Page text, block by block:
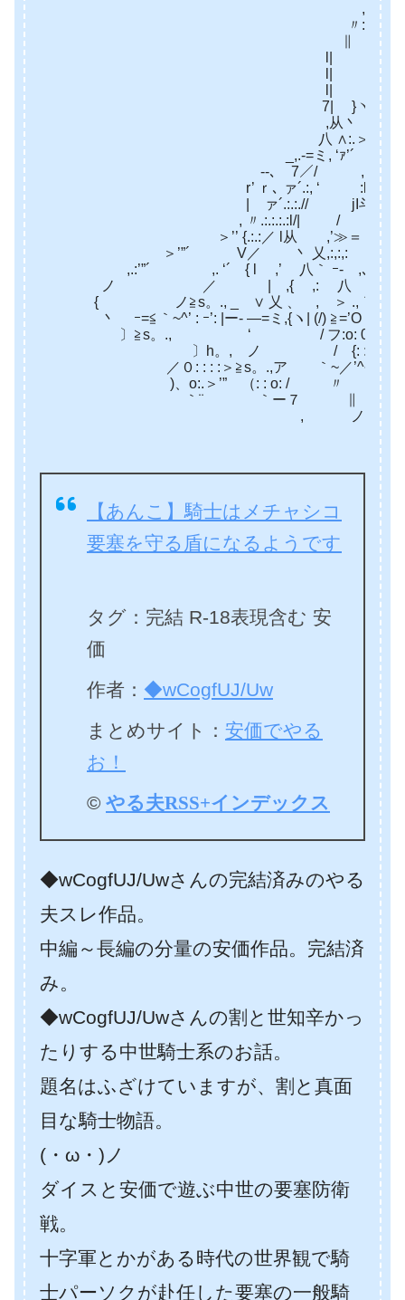
,.､ ,..
〃: :,
∥ V:, 〃
l| v:, ,.:’’
l| v:, ./
l| ’: :,jI斗 ‐,’jl
7| }ヽ(, ‘: : ､＿,{: l
,从丶 v乂__寸{l: . ゝ
八 ∧:.＞ ‘^~ _ _ ~^’＜ j:
_,.-=ミ, ‘ｧ’´ ,ｲﾍYﾍヽ ｀’
-‐､ 7／/ ,’ 〃 V
r’ ｒ､ ァ´.:, ‘ :l /| |
| ァ´.:.:.// jI斗- , /,.ム、}
, 〃.:.:.:.:l/| / ヽ、 /ノ
＞’’ {.:.:／ l从 ,’≫＝ミ ∨{
＞’”´ V／ 丶 乂,:,:,: ｒ｀
,.:’”´ ,. ‘´ { l ,’ 八｀ ｰ‐ ,､_ ,. -へ -
ノ ／ | ,{ ,: 八 V- vソ /_ノ ﾉ
{ ノ≧s。., _ ∨ 乂 、 , ＞ .,｀ ￣ ,. -､,.
丶 ｰ=≦｀~^’ : ｰ’: |ー‐ ―=ミ,{ヽ| (/) ≧=’O 0,’:jI斗-
〕≧s。., ‘ / フ:o: 0/: :|o: 。:{ｱ /: :ﾟ:
〕h。, ノ / {: :ﾟ: : 人_ﾉ
／０: : : :＞≧s。.,ア ｀~／
)、o:.＞’” （: : o: / 〃 |l ,.:
｀¨ ｀ー７ ∥
, ノ’ ,. ’ {
【あんこ】騎士はメチャシコ
要塞を守る盾になるようです
タグ：完結 R-18表現含む 安
価
作者： ◆wCogfUJ/Uw
まとめサイト： 安価でやる
お！
© やる夫RSS+インデックス
◆wCogfUJ/Uwさんの完結済みのやる
夫スレ作品。
中編～長編の分量の安価作品。完結済
み。
◆wCogfUJ/Uwさんの割と世知辛かっ
たりする中世騎士系のお話。
題名はふざけていますが、割と真面
目な騎士物語。
(・ω・)ノ
ダイスと安価で遊ぶ中世の要塞防衛
戦。
十字軍とかがある時代の世界観で騎
士パーソクが赴任した要塞の一般騎